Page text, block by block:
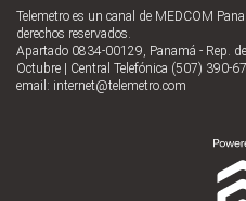
Telemetro es un canal de MEDCOM
derechos reservados.
Apartado 0834-00129, Panamá - Rep.
Octubre | Central Telefónica (507) 390-
email: internet@telemetro.com